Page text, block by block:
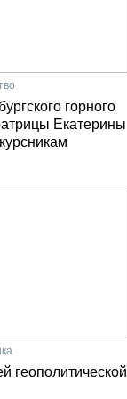
горного
Екатерины
геополитической